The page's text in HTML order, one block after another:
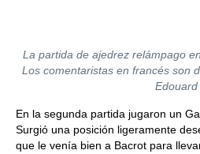
La partida de ajedrez relámpago
Los comentaristas en francés son
Edouard
En la segunda partida jugaron un
Surgió una posición ligeramente
que le venía bien a Bacrot para